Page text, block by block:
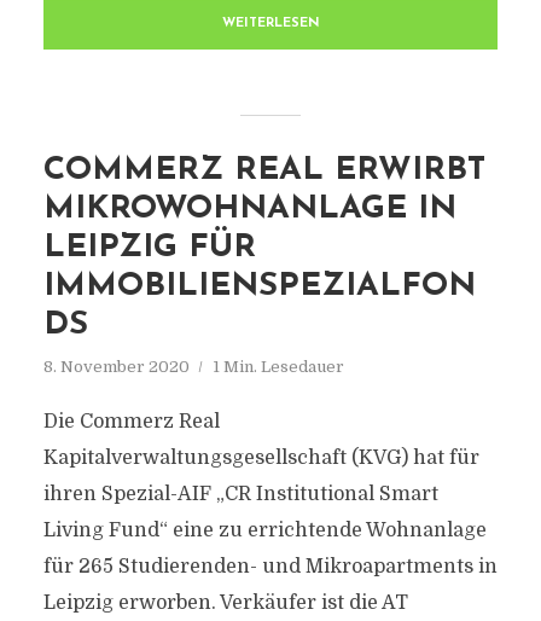
WEITERLESEN
COMMERZ REAL ERWIRBT
MIKROWOHNANLAGE IN
LEIPZIG FÜR
IMMOBILIENSPEZIALFON
DS
8. November 2020 1 Min. Lesedauer
Die Commerz Real
Kapitalverwaltungsgesellschaft (KVG) hat für
ihren Spezial-AIF „CR Institutional Smart
Living Fund“ eine zu errichtende Wohnanlage
für 265 Studierenden- und Mikroapartments in
Leipzig erworben. Verkäufer ist die AT